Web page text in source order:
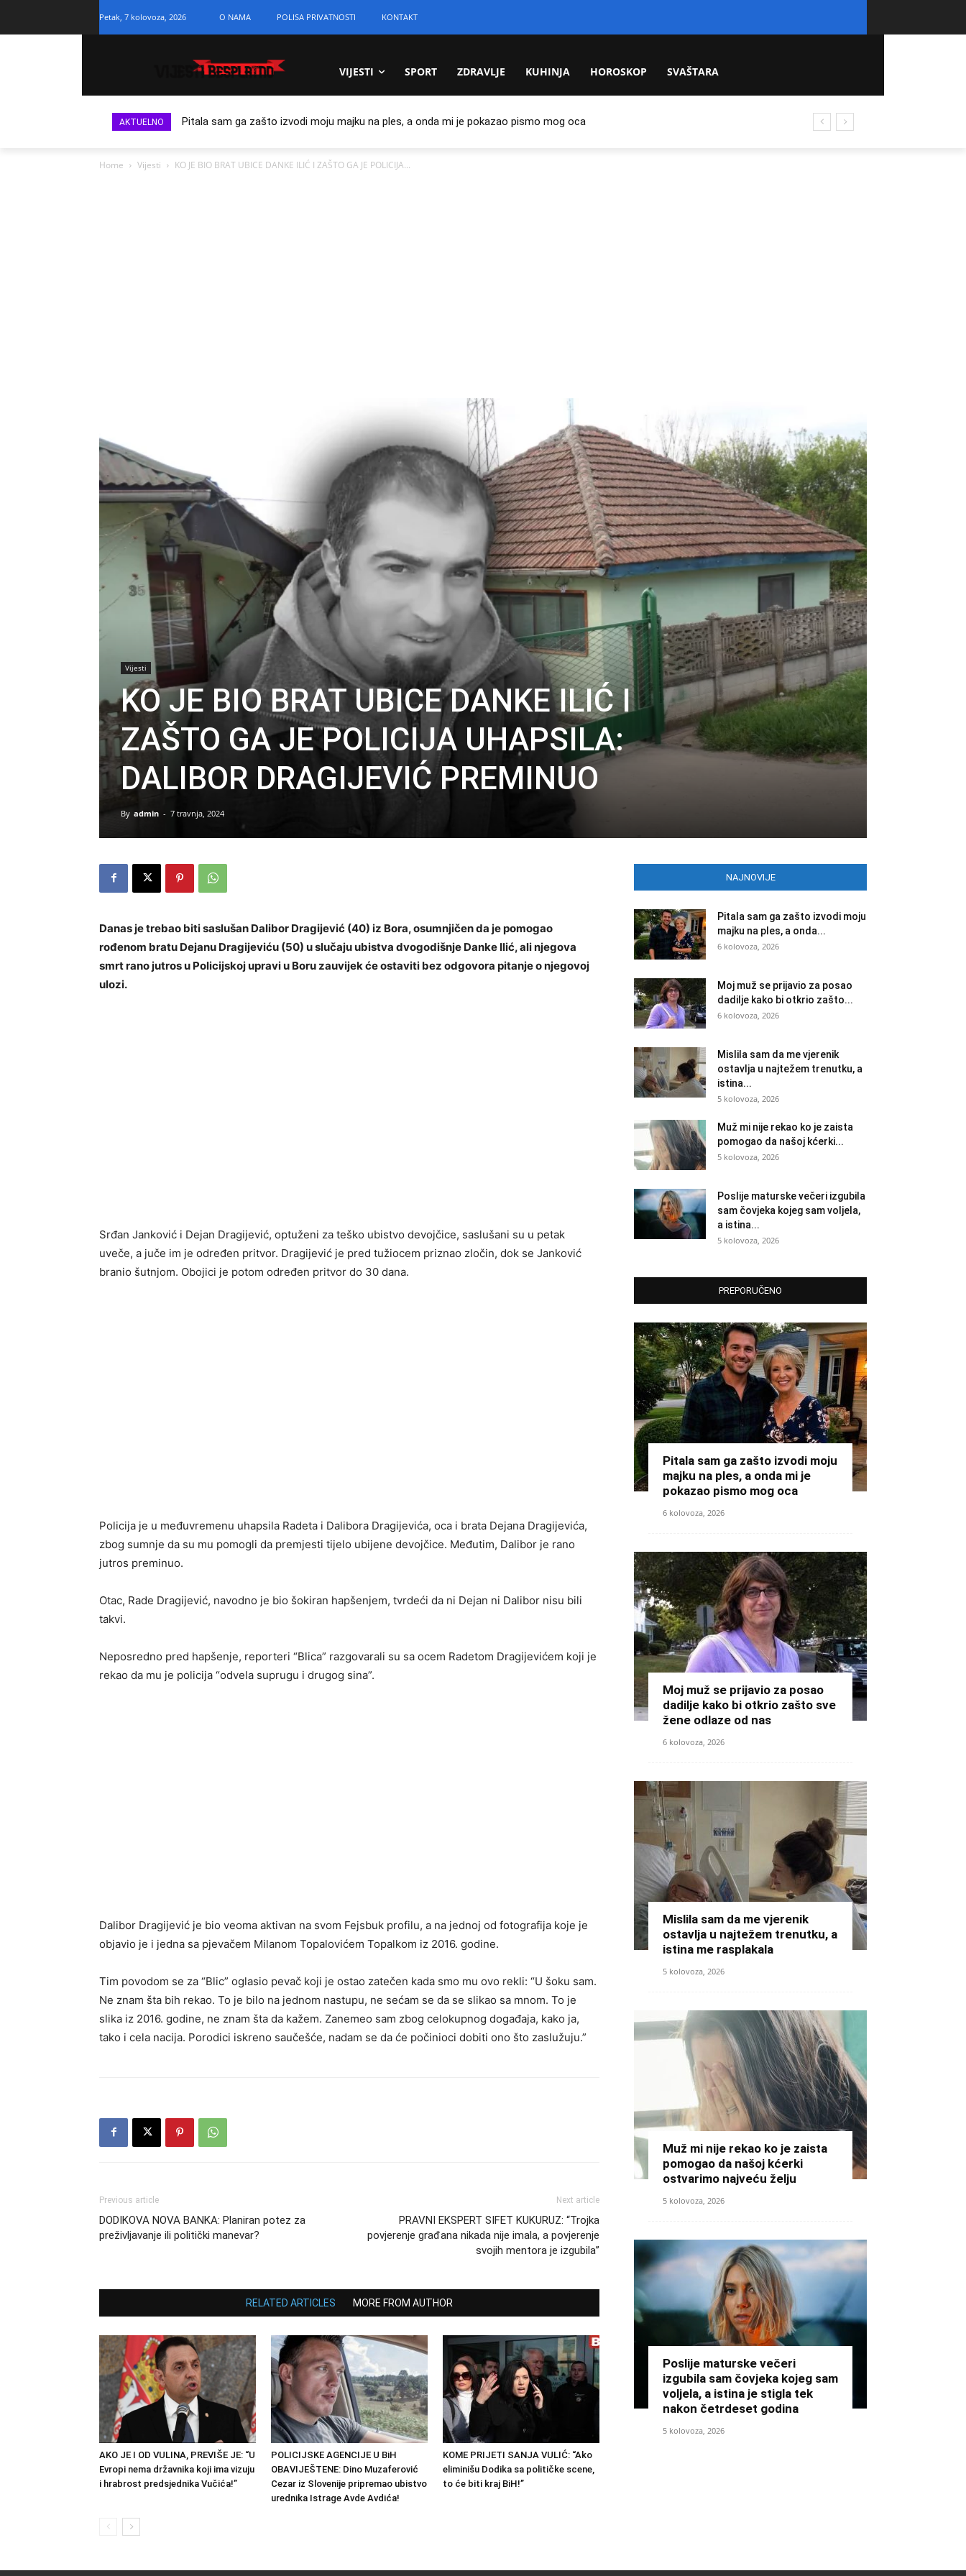
Petak, 7 kolovoza, 2026 O NAMA POLISA PRIVATNOSTI KONTAKT
VIJESTI SPORT ZDRAVLJE KUHINJA HOROSKOP SVAŠTARA
AKTUELNO Pitala sam ga zašto izvodi moju majku na ples, a onda mi je pokazao pismo mog oca
Home Vijesti KO JE BIO BRAT UBICE DANKE ILIĆ I ZAŠTO GA JE POLICIJA...
Vijesti
KO JE BIO BRAT UBICE DANKE ILIĆ I
ZAŠTO GA JE POLICIJA UHAPSILA:
DALIBOR DRAGIJEVIĆ PREMINUO
By admin - 7 travnja, 2024
Danas je trebao biti saslušan Dalibor Dragijević (40) iz Bora, osumnjičen da je pomogao
rođenom bratu Dejanu Dragijeviću (50) u slučaju ubistva dvogodišnje Danke Ilić, ali njegova
smrt rano jutros u Policijskoj upravi u Boru zauvijek će ostaviti bez odgovora pitanje o njegovoj
ulozi.
Srđan Janković i Dejan Dragijević, optuženi za teško ubistvo devojčice, saslušani su u petak
uveče, a juče im je određen pritvor. Dragijević je pred tužiocem priznao zločin, dok se Janković
branio šutnjom. Obojici je potom određen pritvor do 30 dana.
Policija je u međuvremenu uhapsila Radeta i Dalibora Dragijevića, oca i brata Dejana Dragijevića,
zbog sumnje da su mu pomogli da premjesti tijelo ubijene devojčice. Međutim, Dalibor je rano
jutros preminuo.
Otac, Rade Dragijević, navodno je bio šokiran hapšenjem, tvrdeći da ni Dejan ni Dalibor nisu bili
takvi.
Neposredno pred hapšenje, reporteri “Blica” razgovarali su sa ocem Radetom Dragijevićem koji je
rekao da mu je policija “odvela suprugu i drugog sina”.
Dalibor Dragijević je bio veoma aktivan na svom Fejsbuk profilu, a na jednoj od fotografija koje je
objavio je i jedna sa pjevačem Milanom Topalovićem Topalkom iz 2016. godine.
Tim povodom se za “Blic” oglasio pevač koji je ostao zatečen kada smo mu ovo rekli: “U šoku sam.
Ne znam šta bih rekao. To je bilo na jednom nastupu, ne sećam se da se slikao sa mnom. To je
slika iz 2016. godine, ne znam šta da kažem. Zanemeo sam zbog celokupnog događaja, kako ja,
tako i cela nacija. Porodici iskreno saučešće, nadam se da će počinioci dobiti ono što zaslužuju.”
Previous article
DODIKOVA NOVA BANKA: Planiran potez za
preživljavanje ili politički manevar?
Next article
PRAVNI EKSPERT SIFET KUKURUZ: “Trojka
povjerenje građana nikada nije imala, a povjerenje
svojih mentora je izgubila”
RELATED ARTICLES MORE FROM AUTHOR
AKO JE I OD VULINA, PREVIŠE JE: “U
Evropi nema državnika koji ima vizuju
i hrabrost predsjednika Vučića!”
POLICIJSKE AGENCIJE U BiH
OBAVIJEŠTENE: Dino Muzaferović
Cezar iz Slovenije pripremao ubistvo
urednika Istrage Avde Avdića!
KOME PRIJETI SANJA VULIĆ: “Ako
eliminišu Dodika sa političke scene,
to će biti kraj BiH!”
NAJNOVIJE
Pitala sam ga zašto izvodi moju
majku na ples, a onda...
6 kolovoza, 2026
Moj muž se prijavio za posao
dadilje kako bi otkrio zašto...
6 kolovoza, 2026
Mislila sam da me vjerenik
ostavlja u najtežem trenutku, a
istina...
5 kolovoza, 2026
Muž mi nije rekao ko je zaista
pomogao da našoj kćerki...
5 kolovoza, 2026
Poslije maturske večeri izgubila
sam čovjeka kojeg sam voljela,
a istina...
5 kolovoza, 2026
PREPORUČENO
Pitala sam ga zašto izvodi moju
majku na ples, a onda mi je
pokazao pismo mog oca
6 kolovoza, 2026
Moj muž se prijavio za posao
dadilje kako bi otkrio zašto sve
žene odlaze od nas
6 kolovoza, 2026
Mislila sam da me vjerenik
ostavlja u najtežem trenutku, a
istina me rasplakala
5 kolovoza, 2026
Muž mi nije rekao ko je zaista
pomogao da našoj kćerki
ostvarimo najveću želju
5 kolovoza, 2026
Poslije maturske večeri
izgubila sam čovjeka kojeg sam
voljela, a istina je stigla tek
nakon četrdeset godina
5 kolovoza, 2026